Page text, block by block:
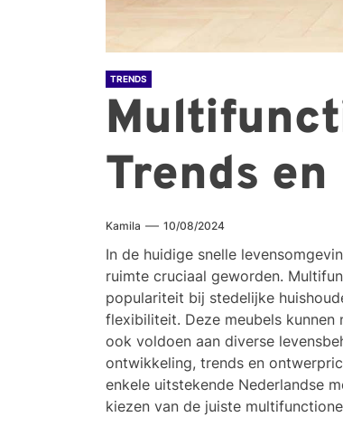
TRENDS
Trends
Kamila 10/08/2024
In de huidige snelle
ruimte cruciaal geworden.
populariteit bij stedelijke
flexibiliteit. Deze meubels kunnen
ook voldoen aan diverse
ontwikkeling, trends en
enkele uitstekende Nederlandse
kiezen van de juiste